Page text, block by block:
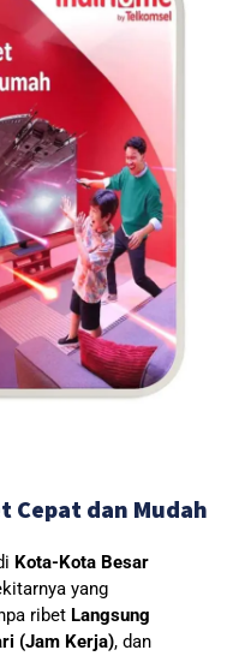
Cepat dan Mudah
Kota-Kota Besar
yang
ribet Langsung
(Jam Kerja), dan